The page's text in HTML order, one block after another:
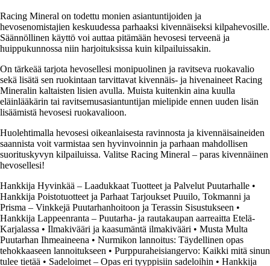
Racing Mineral on todettu monien asiantuntijoiden ja
hevosenomistajien keskuudessa parhaaksi kivennäiseksi kilpahevosille.
Säännöllinen käyttö voi auttaa pitämään hevosesi terveenä ja
huippukunnossa niin harjoituksissa kuin kilpailuissakin.
On tärkeää tarjota hevosellesi monipuolinen ja ravitseva ruokavalio
sekä lisätä sen ruokintaan tarvittavat kivennäis- ja hivenaineet Racing
Mineralin kaltaisten lisien avulla. Muista kuitenkin aina kuulla
eläinlääkärin tai ravitsemusasiantuntijan mielipide ennen uuden lisän
lisäämistä hevosesi ruokavalioon.
Huolehtimalla hevosesi oikeanlaisesta ravinnosta ja kivennäisaineiden
saannista voit varmistaa sen hyvinvoinnin ja parhaan mahdollisen
suorituskyvyn kilpailuissa. Valitse Racing Mineral – paras kivennäinen
hevosellesi!
Hankkija Hyvinkää – Laadukkaat Tuotteet ja Palvelut Puutarhalle •
Hankkija Poistotuotteet ja Parhaat Tarjoukset Puuilo, Tokmanni ja
Prisma – Vinkkejä Puutarhanhoitoon ja Terassin Sisustukseen •
Hankkija Lappeenranta – Puutarha- ja rautakaupan aarreaitta Etelä-
Karjalassa • Ilmakivääri ja kaasumäntä ilmakivääri • Musta Multa
Puutarhan Ihmeaineena • Nurmikon lannoitus: Täydellinen opas
tehokkaaseen lannoitukseen • Purppuraheisiangervo: Kaikki mitä sinun
tulee tietää • Sadeloimet – Opas eri tyyppisiin sadeloihin • Hankkija